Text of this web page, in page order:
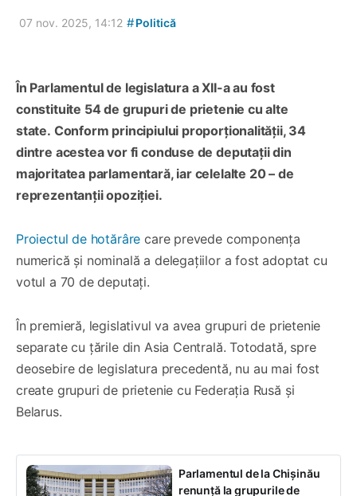
07 nov. 2025, 14:12 #Politică
În Parlamentul de legislatura a XII-a au fost
constituite 54 de grupuri de prietenie cu alte
state. Conform principiului proporționalității, 34
dintre acestea vor fi conduse de deputații din
majoritatea parlamentară, iar celelalte 20 – de
reprezentanții opoziției.
Proiectul de hotărâre care prevede componența
numerică și nominală a delegațiilor a fost adoptat cu
votul a 70 de deputați.
În premieră, legislativul va avea grupuri de prietenie
separate cu țările din Asia Centrală. Totodată, spre
deosebire de legislatura precedentă, nu au mai fost
create grupuri de prietenie cu Federația Rusă și
Belarus.
Parlamentul de la Chișinău
renunță la grupurile de